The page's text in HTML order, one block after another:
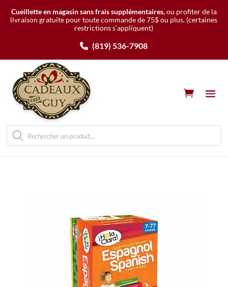
Cueillette en magasin sans frais supplémentaires,ou profiter de la
livraison gratuite pour toute commande de 75$ ou plus. (certaines
restrictions s’appliquent)
(819) 536-7908
Recherche
de
produits